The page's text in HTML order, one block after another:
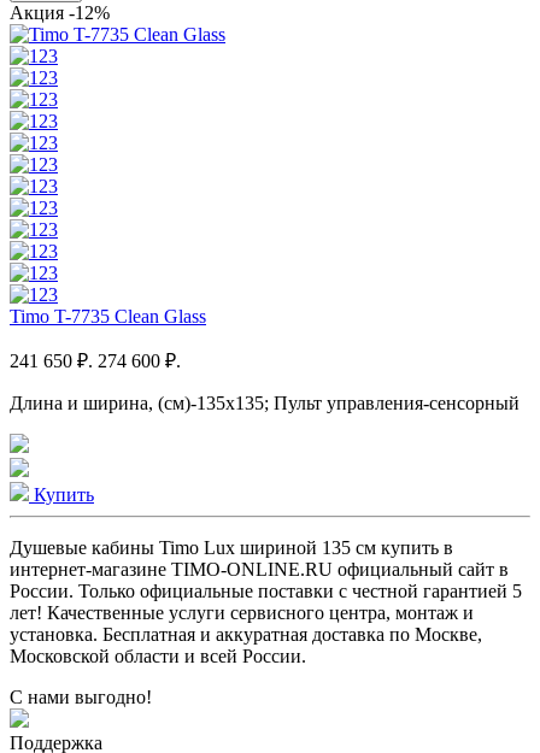
Акция -12%
Timo T-7735 Clean Glass
241 650 ₽. 274 600 ₽.
Длина и ширина, (см)-135x135; Пульт управления-сенсорный
Купить
Душевые кабины Timo Lux шириной 135 см купить в
интернет-магазине TIMO-ONLINE.RU официальный сайт в
России. Только официальные поставки c честной гарантией 5
лет! Качественные услуги сервисного центра, монтаж и
установка. Бесплатная и аккуратная доставка по Москве,
Московской области и всей России.
С нами выгодно!
Поддержка